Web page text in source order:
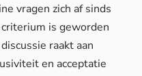
vragen zich af sinds
is geworden
raakt aan
en acceptatie